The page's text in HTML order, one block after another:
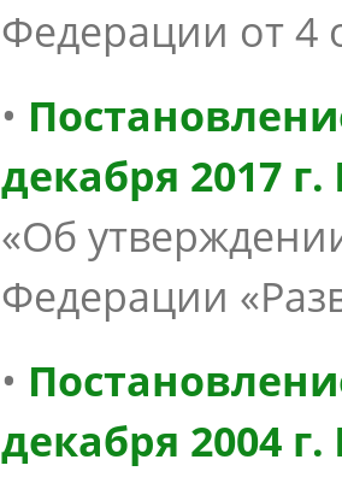
Федерации от 4
•
декабря 2017
«Об
Федерации
•
декабря 2004